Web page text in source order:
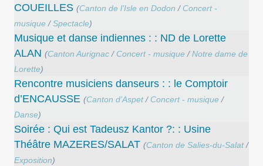
COUEILLES (Canton de l’Isle en Dodon / Concert -
musique/Spectacle)
Musique et danse indiennes : : ND de Lorette
ALAN (Canton Aurignac/ Concert - musique/Notre dame de
Lorette)
Rencontre musiciens danseurs : : le Comptoir
d’ENCAUSSE (Canton d’Aspet/ Concert - musique/
Danse)
Soirée : Qui est Tadeusz Kantor ?: : Usine
Théâtre MAZERES/SALAT (Canton de Salies-du-Salat/
Exposition)